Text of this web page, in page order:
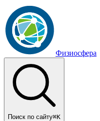
Физиосфера
Поиск по сайту⌘K